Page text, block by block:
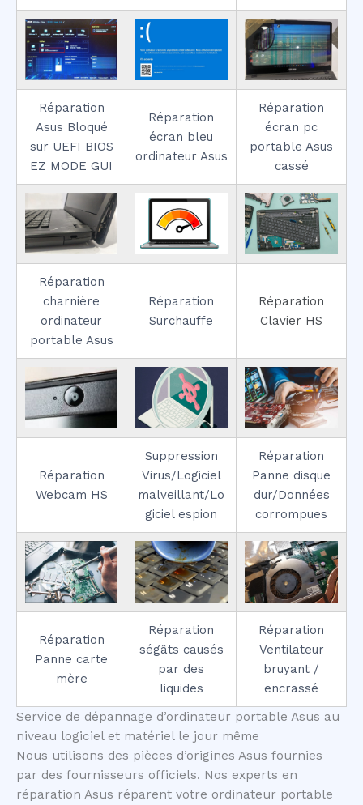
Réparation
Asus Bloqué
sur UEFI BIOS
EZ MODE GUI
Réparation
écran bleu
ordinateur Asus
Réparation
écran pc
portable Asus
cassé
Réparation
charnière
ordinateur
portable Asus
Réparation
Surchauffe
Réparation
Clavier HS
Réparation
Webcam HS
Suppression
Virus/Logiciel
malveillant/Lo
giciel espion
Réparation
Panne disque
dur/Données
corrompues
Réparation
Panne carte
mère
Réparation
ségâts causés
par des
liquides
Réparation
Ventilateur
bruyant /
encrassé
Service de dépannage d’ordinateur portable Asus au
niveau logiciel et matériel le jour même
Nous utilisons des pièces d’origines Asus fournies
par des fournisseurs officiels. Nos experts en
réparation Asus réparent votre ordinateur portable